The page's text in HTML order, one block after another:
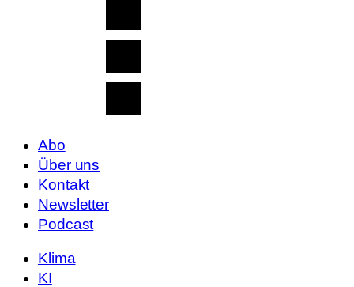
Abo
Über uns
Kontakt
Newsletter
Podcast
Klima
KI